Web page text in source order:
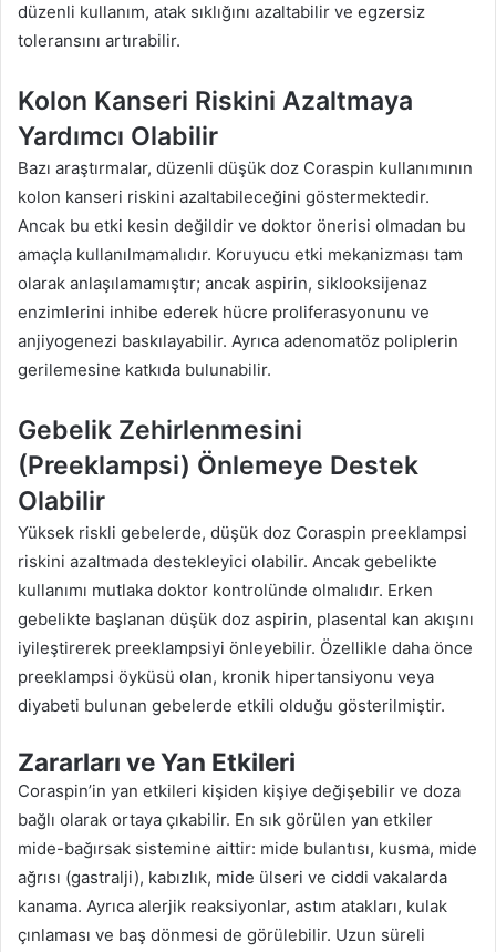
düzenli kullanım, atak sıklığını azaltabilir ve egzersiz
toleransını artırabilir.
Kolon Kanseri Riskini Azaltmaya
Yardımcı Olabilir
Bazı araştırmalar, düzenli düşük doz Coraspin kullanımının
kolon kanseri riskini azaltabileceğini göstermektedir.
Ancak bu etki kesin değildir ve doktor önerisi olmadan bu
amaçla kullanılmamalıdır. Koruyucu etki mekanizması tam
olarak anlaşılamamıştır; ancak aspirin, siklooksijenaz
enzimlerini inhibe ederek hücre proliferasyonunu ve
anjiyogenezi baskılayabilir. Ayrıca adenomatöz poliplerin
gerilemesine katkıda bulunabilir.
Gebelik Zehirlenmesini
(Preeklampsi) Önlemeye Destek
Olabilir
Yüksek riskli gebelerde, düşük doz Coraspin preeklampsi
riskini azaltmada destekleyici olabilir. Ancak gebelikte
kullanımı mutlaka doktor kontrolünde olmalıdır. Erken
gebelikte başlanan düşük doz aspirin, plasental kan akışını
iyileştirerek preeklampsiyi önleyebilir. Özellikle daha önce
preeklampsi öyküsü olan, kronik hipertansiyonu veya
diyabeti bulunan gebelerde etkili olduğu gösterilmiştir.
Zararları ve Yan Etkileri
Coraspin’in yan etkileri kişiden kişiye değişebilir ve doza
bağlı olarak ortaya çıkabilir. En sık görülen yan etkiler
mide-bağırsak sistemine aittir: mide bulantısı, kusma, mide
ağrısı (gastralji), kabızlık, mide ülseri ve ciddi vakalarda
kanama. Ayrıca alerjik reaksiyonlar, astım atakları, kulak
çınlaması ve baş dönmesi de görülebilir. Uzun süreli